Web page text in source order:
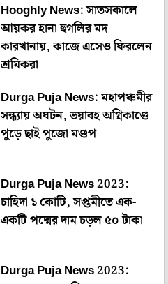
Hooghly News: সাতসকালে
আয়কর হানা হুগলির মদ
কারখানায়, কাজে এসেও ফিরলেন
শ্রমিকরা
Durga Puja News: মহাপঞ্চমীর
সন্ধ্যায় অঘটন, ভয়াবহ অগ্নিকাণ্ডে
পুড়ে ছাই পুজো মণ্ডপ
Durga Puja News 2023:
চাহিদা ১ কোটি, সপ্তমীতে এক-
একটি পদ্মের দাম চড়ল ৫০ টাকা
Durga Puja News 2023: